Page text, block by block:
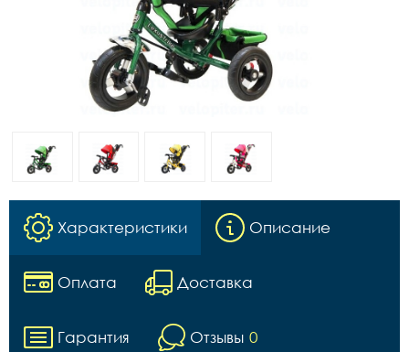
Характеристики Описание
Оплата Доставка
Гарантия Отзывы 0